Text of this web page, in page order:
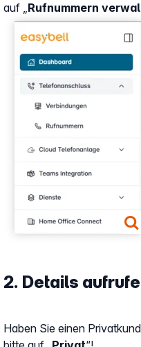
Show larger version
auf „Rufnummern
2. Details
Haben Sie einen